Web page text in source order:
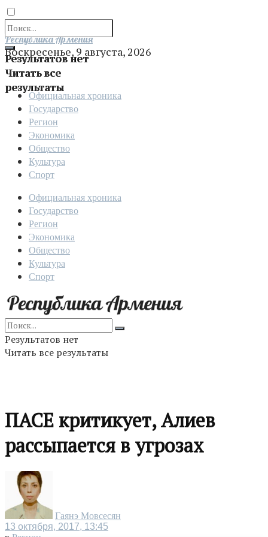
Результатов нет
Читать все
результаты
Отправить
Республика Армения
Воскресенье, 9 августа, 2026
Официальная хроника
Государство
Регион
Экономика
Общество
Культура
Спорт
Официальная хроника
Государство
Регион
Экономика
Общество
Культура
Спорт
Результатов нет
Читать все результаты
ПАСЕ критикует, Алиев
рассыпается в угрозах
Гаянэ Мовсесян
13 октября, 2017, 13:45